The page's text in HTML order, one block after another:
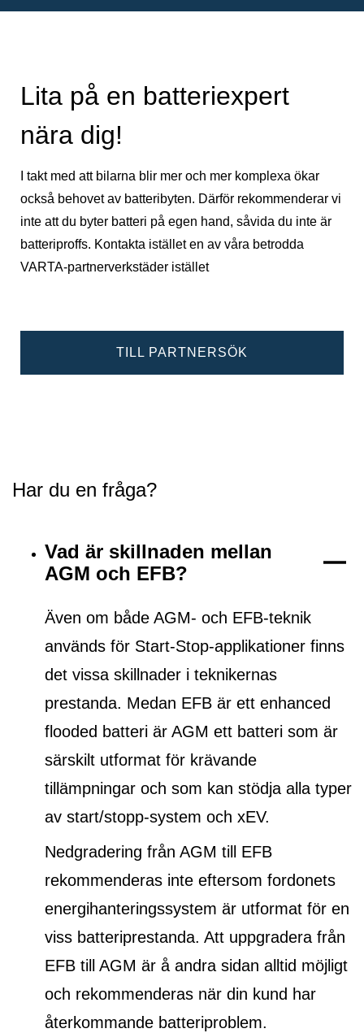
Lita på en batteriexpert
nära dig!
I takt med att bilarna blir mer och mer komplexa ökar
också behovet av batteribyten. Därför rekommenderar vi
inte att du byter batteri på egen hand, såvida du inte är
batteriproffs. Kontakta istället en av våra betrodda
VARTA-partnerverkstäder istället
TILL PARTNERSÖK
Har du en fråga?
Vad är skillnaden mellan
AGM och EFB?
Även om både AGM- och EFB-teknik
används för Start-Stop-applikationer finns
det vissa skillnader i teknikernas
prestanda. Medan EFB är ett enhanced
flooded batteri är AGM ett batteri som är
särskilt utformat för krävande
tillämpningar och som kan stödja alla typer
av start/stopp-system och xEV.
Nedgradering från AGM till EFB
rekommenderas inte eftersom fordonets
energihanteringssystem är utformat för en
viss batteriprestanda. Att uppgradera från
EFB till AGM är å andra sidan alltid möjligt
och rekommenderas när din kund har
återkommande batteriproblem.